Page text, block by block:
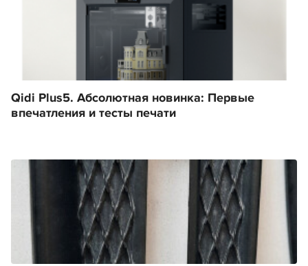
Qidi Plus5. Абсолютная новинка: Первые
впечатления и тесты печати